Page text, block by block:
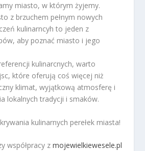
miasto, w którym żyjemy.
z brzuchem pełnym nowych
kulinarncyh to jeden z
aby poznać miasto i jego
kulinarcnych, warto
które oferują coś więcej niż
klimat, wyjątkową atmosferę i
lokalnych tradycji i smaków.
kulinarnych perełek miasta!
współpracy zmojewielkiewesele.pl